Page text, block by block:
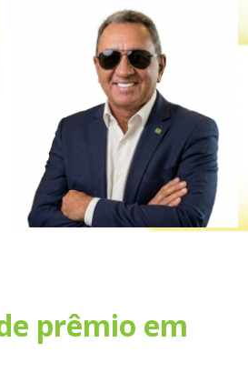
prêmio em